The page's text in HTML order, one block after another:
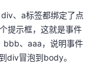
、a标签都绑定了点
提示框，这就是事件
bbb、aaa，说明事件
div冒泡到body。